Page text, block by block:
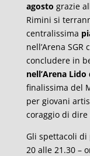
agosto grazie
Rimini si
centralissima
nell’Arena
concludere in
nell’Arena
finalissima del
per giovani
coraggio di dire
Gli spettacoli
20 alle 21.30 –